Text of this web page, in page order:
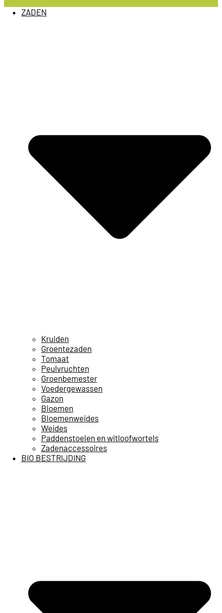
ZADEN
Kruiden
Groentezaden
Tomaat
Peulvruchten
Groenbemester
Voedergewassen
Gazon
Bloemen
Bloemenweides
Weides
Paddenstoelen en witloofwortels
Zadenaccessoires
BIO BESTRIJDING